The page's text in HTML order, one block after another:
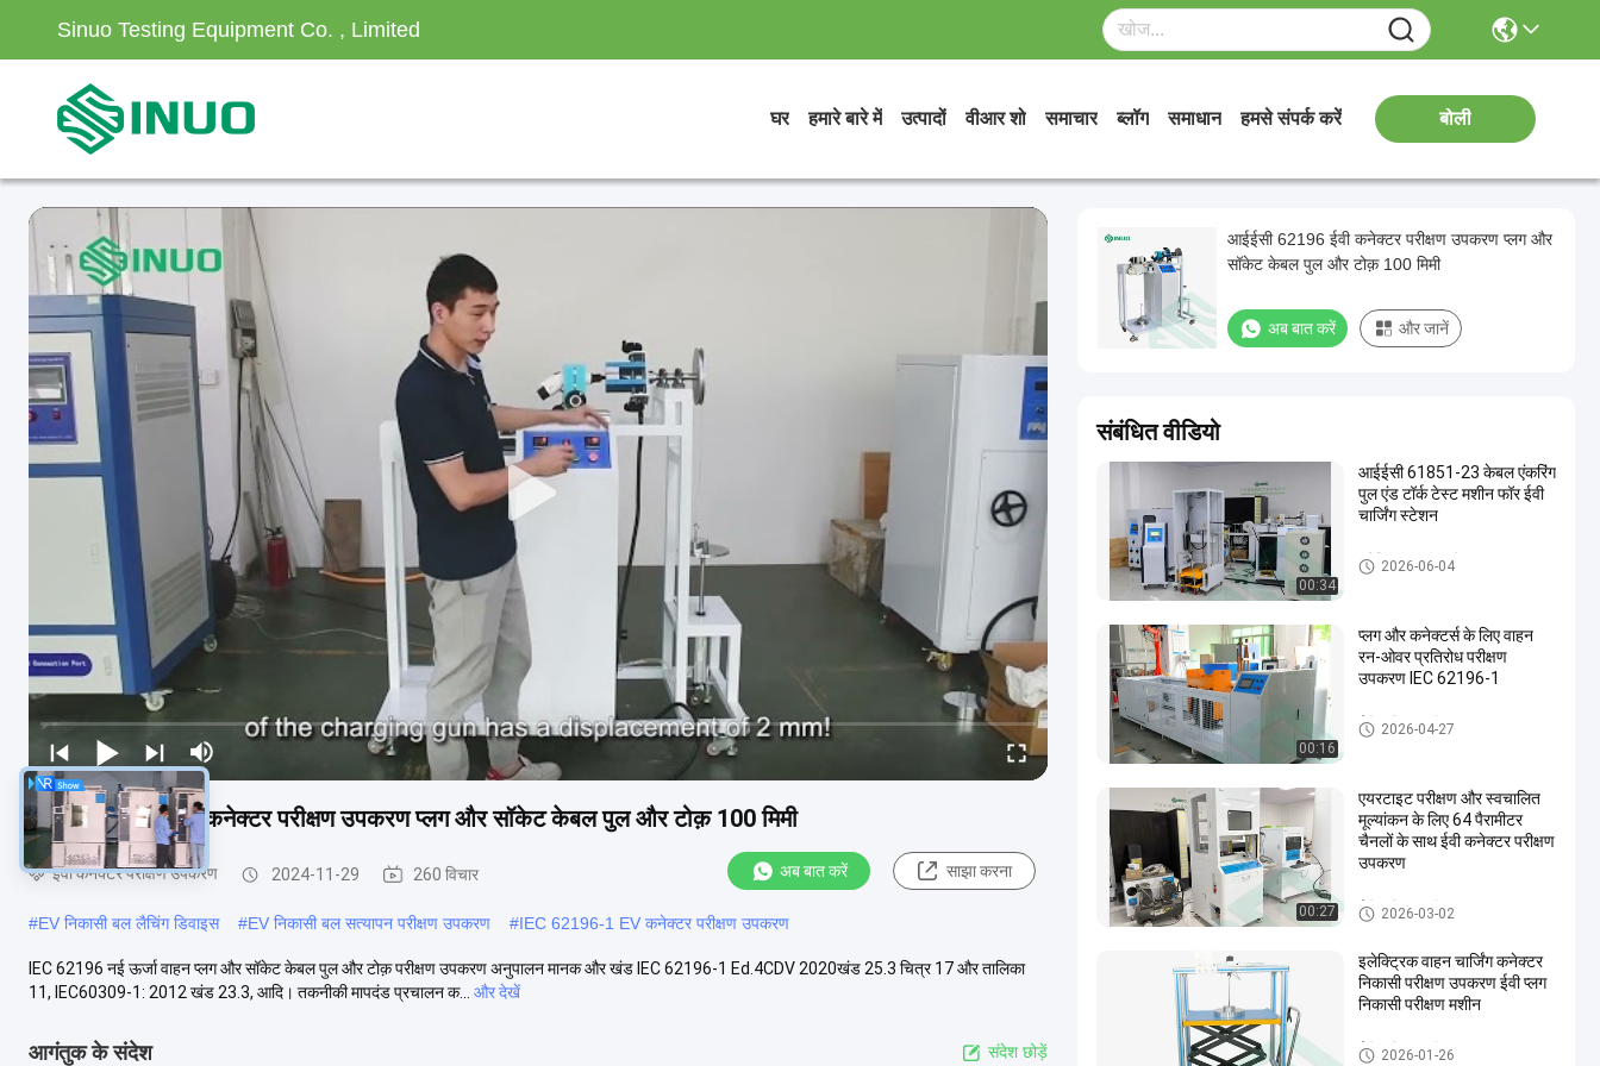
Sinuo Testing Equipment Co. , Limited
घर हमारे बारे में उत्पादों वीआर शो समाचार ब्लॉग समाधान हमसे संपर्क करें बोली
आईईसी 62196 ईवी कनेक्टर परीक्षण उपकरण प्लग और सॉकेट केबल पुल और टोक़ 100 मिमी
ईवी कनेक्टर परीक्षण उपकरण 2024-11-29 260 विचार अब बात करें साझा करना
#EV निकासी बल लैचिंग डिवाइस #EV निकासी बल सत्यापन परीक्षण उपकरण #IEC 62196-1 EV कनेक्टर परीक्षण उपकरण
IEC 62196 नई ऊर्जा वाहन प्लग और सॉकेट केबल पुल और टोक़ परीक्षण उपकरण अनुपालन मानक और खंड IEC 62196-1 Ed.4CDV 2020खंड 25.3 चित्र 17 और तालिका
11, IEC60309-1: 2012 खंड 23.3, आदि। तकनीकी मापदंड प्रचालन क...
और देखें
आगंतुक के संदेश संदेश छोड़ें
आईईसी 62196 ईवी कनेक्टर परीक्षण उपकरण प्लग और
सॉकेट केबल पुल और टोक़ 100 मिमी
अब बात करें और जानें
संबंधित वीडियो
00:34
आईईसी 61851-23 केबल एंकरिंग
पुल एंड टॉर्क टेस्ट मशीन फॉर ईवी
चार्जिंग स्टेशन
इलेक्ट्रिक वाहन परीक्षण उपकरण
2026-06-04
00:16
प्लग और कनेक्टर्स के लिए वाहन
रन-ओवर प्रतिरोध परीक्षण
उपकरण IEC 62196-1
ईवी कनेक्टर परीक्षण उपकरण
2026-04-27
00:27
एयरटाइट परीक्षण और स्वचालित
मूल्यांकन के लिए 64 पैरामीटर
चैनलों के साथ ईवी कनेक्टर परीक्षण
उपकरण
ईवी कनेक्टर परीक्षण उपकरण
2026-03-02
इलेक्ट्रिक वाहन चार्जिंग कनेक्टर
निकासी परीक्षण उपकरण ईवी प्लग
निकासी परीक्षण मशीन
ईवी कनेक्टर परीक्षण उपकरण
2026-01-26